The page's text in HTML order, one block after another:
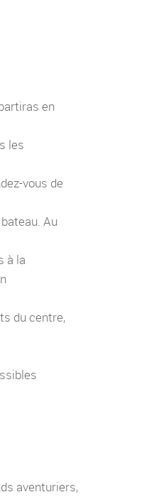
en
les
vous de
Au
à la
du centre,
aventuriers,